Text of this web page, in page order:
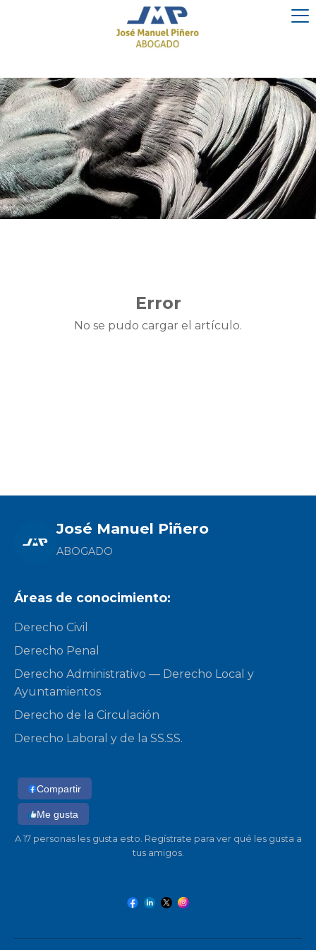
Error
No se pudo cargar el artículo.
José Manuel Piñero
ABOGADO
Áreas de conocimiento:
Derecho Civil
Derecho Penal
Derecho Administrativo — Derecho Local y
Ayuntamientos
Derecho de la Circulación
Derecho Laboral y de la SS.SS.
Compartir
Me gusta
A 17 personas les gusta esto. Regístrate para ver qué les gusta a
tus amigos.